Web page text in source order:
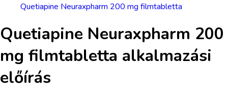
Quetiapine Neuraxpharm 200 mg filmtabletta
Quetiapine Neuraxpharm 200
mg filmtabletta alkalmazási
előírás